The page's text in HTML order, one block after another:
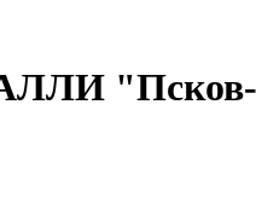
"Псков-